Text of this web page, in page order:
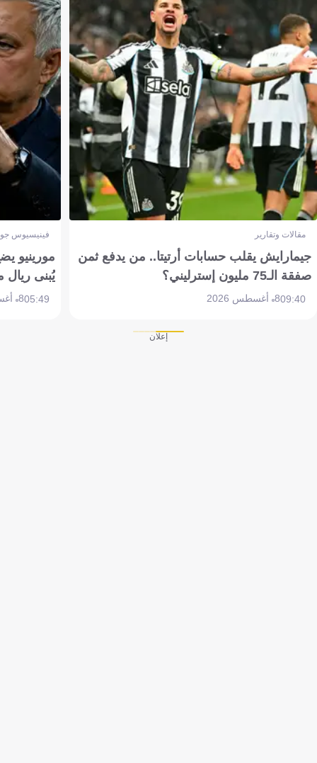
مقالات وتقارير
جيمارايش يقلب حسابات أرتيتا.. من يدفع ثمن
صفقة الـ75 مليون إسترليني؟
09:408 أغسطس 2026
فينيسيوس
مورينيو
يُبنى ريال
05:498 أغسطس 2026
إعلان